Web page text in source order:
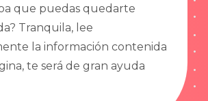
que puedas quedarte
Tranquila, lee
la información contenida
te será de gran ayuda